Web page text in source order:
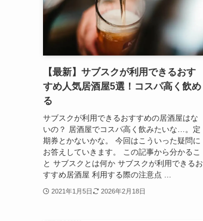
【最新】サブスクが利用できるおす
すめ人気居酒屋5選！コスパ高く飲め
る
サブスクが利用できるおすすめの居酒屋はな
いの？ 居酒屋でコスパ高く飲みたいな…。定
期券とかないかな。 今回はこういった疑問に
お答えしていきます。 この記事から分かるこ
と サブスクとは何か サブスクが利用できるお
すすめ居酒屋 利用する際の注意点 ...
2021年1月5日 2026年2月18日